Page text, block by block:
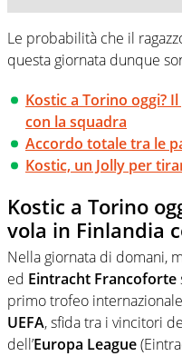
Le probabilità che il
questa giornata dunque
Kostic a Torino oggi?
con la squadra
Accordo totale tra le
Kostic, un Jolly per
Kostic a Torino
vola in Finlandia
Nella giornata di domani,
ed Eintracht Francoforte
primo trofeo
UEFA, sfida tra i vincitori
dell’Europa League